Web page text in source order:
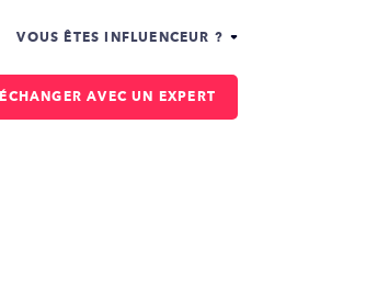
VOUS ÊTES INFLUENCEUR ?
ÉCHANGER AVEC UN EXPERT